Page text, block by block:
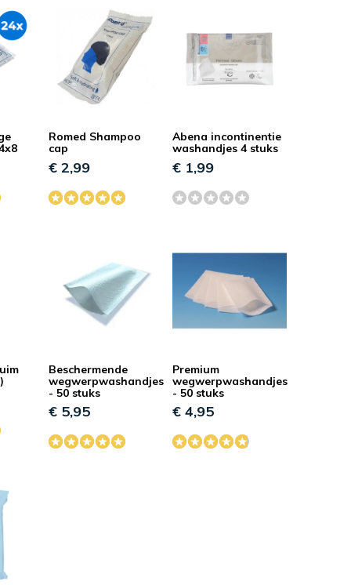
Romed Shampoo
cap
€ 2,99
Abena incontinentie
washandjes 4 stuks
€ 1,99
Beschermende
wegwerpwashandjes
- 50 stuks
€ 5,95
Premium
wegwerpwashandjes
- 50 stuks
€ 4,95